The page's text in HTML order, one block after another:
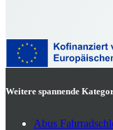
Weitere spannende
Abus